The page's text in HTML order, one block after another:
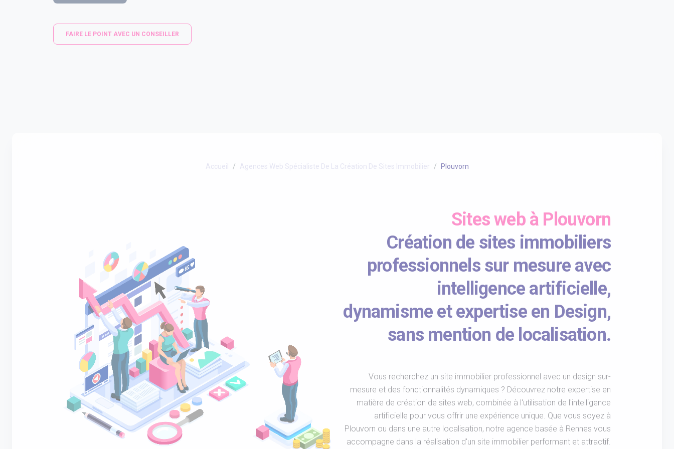
FAIRE LE POINT AVEC UN CONSEILLER
Accueil Agences Web Spécialiste De La Création De Sites Immobilier Plouvorn
Sites web à Plouvorn
Création de sites immobiliers
professionnels sur mesure avec
intelligence artificielle,
dynamisme et expertise en Design,
sans mention de localisation.
Vous recherchez un site immobilier professionnel avec un design sur-
mesure et des fonctionnalités dynamiques ? Découvrez notre expertise en
matière de création de sites web, combinée à l'utilisation de l'intelligence
artificielle pour vous offrir une expérience unique. Que vous soyez à
Plouvorn ou dans une autre localisation, notre agence basée à Rennes vous
accompagne dans la réalisation d'un site immobilier performant et attractif.